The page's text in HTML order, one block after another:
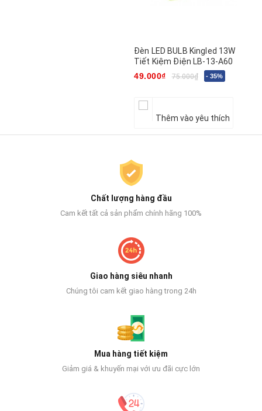
Đèn LED BULB Kingled 13W
Tiết Kiệm Điện LB-13-A60
49.000₫
75.000₫ - 35%
Thêm vào yêu thích
Chất lượng hàng đầu
Cam kết tất cả sản phẩm chính hãng 100%
Giao hàng siêu nhanh
Chúng tôi cam kết giao hàng trong 24h
Mua hàng tiết kiệm
Giảm giá & khuyến mại với ưu đãi cực lớn